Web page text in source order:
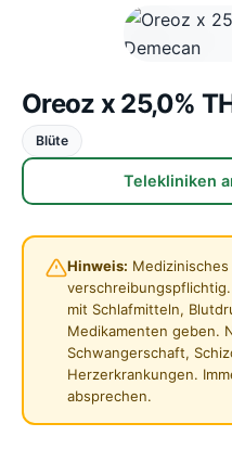
Oreoz x 25,0%
Blüte
Telekliniken
Hinweis:
mit Schlafmitteln,
Medikamenten geben.
Schwangerschaft,
Herzerkrankungen.
absprechen.